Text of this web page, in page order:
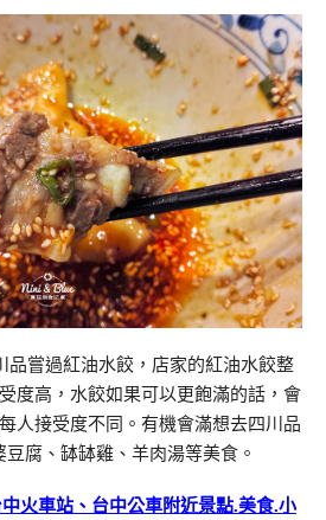
品嘗過紅油水餃，店家的紅油水餃整
度高，水餃如果可以更飽滿的話，會
人接受度不同。有機會滿想去四川品
腐、缽缽雞、羊肉湯等美食。
火車站、台中公車附近景點.美食.小